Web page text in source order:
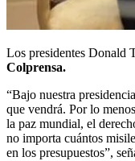
Los presidentes Donald
Colprensa.
“Bajo nuestra
que vendrá. Por lo
la paz mundial, el
no importa cuántos
en los presupuestos”,